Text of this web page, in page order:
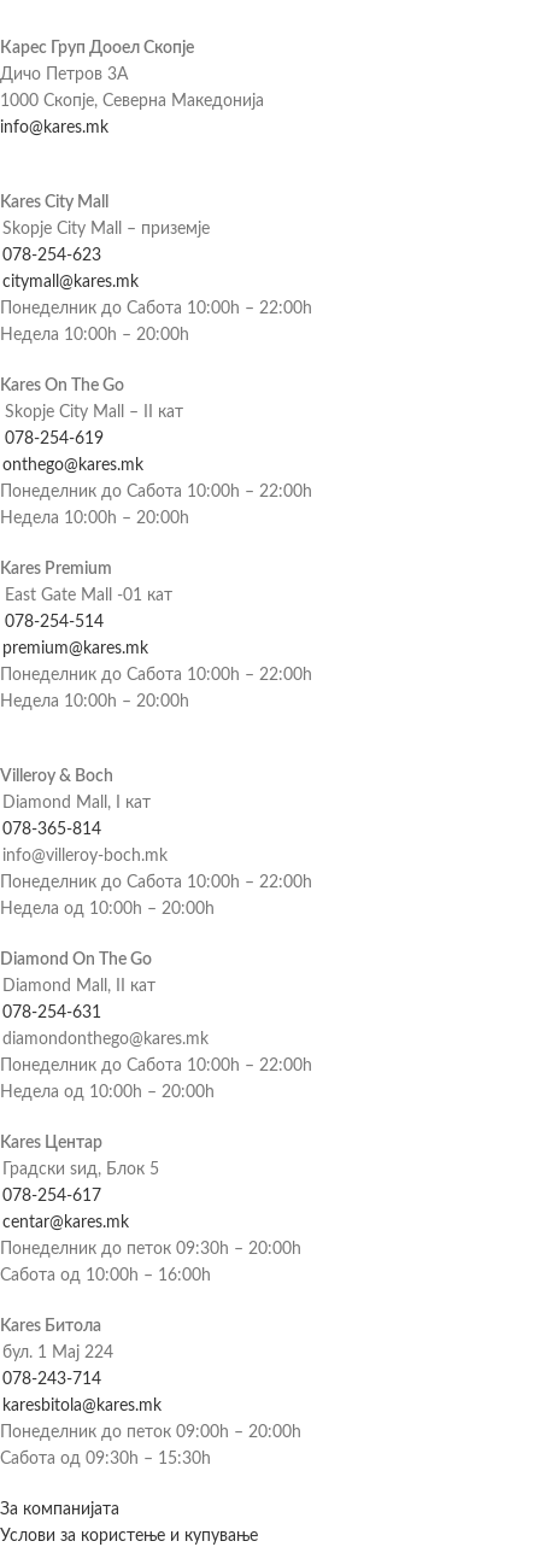
Карес Груп Дооел Скопје
Дичо Петров 3А
1000 Скопје, Северна Македонија
info@kares.mk
Kares City Mall
Skopje City Mall – приземје
078-254-623
citymall@kares.mk
Понеделник до Сабота 10:00h – 22:00h
Недела 10:00h – 20:00h
Kares On The Go
Skopje City Mall – II кат
078-254-619
onthego@kares.mk
Понеделник до Сабота 10:00h – 22:00h
Недела 10:00h – 20:00h
Kares Premium
East Gate Mall -01 кат
078-254-514
premium@kares.mk
Понеделник до Сабота 10:00h – 22:00h
Недела 10:00h – 20:00h
Villeroy & Boch
Diamond Mall, I кат
078-365-814
info@villeroy-boch.mk
Понеделник до Сабота 10:00h – 22:00h
Недела од 10:00h – 20:00h
Diamond On The Go
Diamond Mall, II кат
078-254-631
diamondonthego@kares.mk
Понеделник до Сабота 10:00h – 22:00h
Недела од 10:00h – 20:00h
Kares Центар
Градски ѕид, Блок 5
078-254-617
centar@kares.mk
Понеделник до петок 09:30h – 20:00h
Сабота од 10:00h – 16:00h
Kares Битола
бул. 1 Мај 224
078-243-714
karesbitola@kares.mk
Понеделник до петок 09:00h – 20:00h
Сабота од 09:30h – 15:30h
За компанијата
Услови за користење и купување